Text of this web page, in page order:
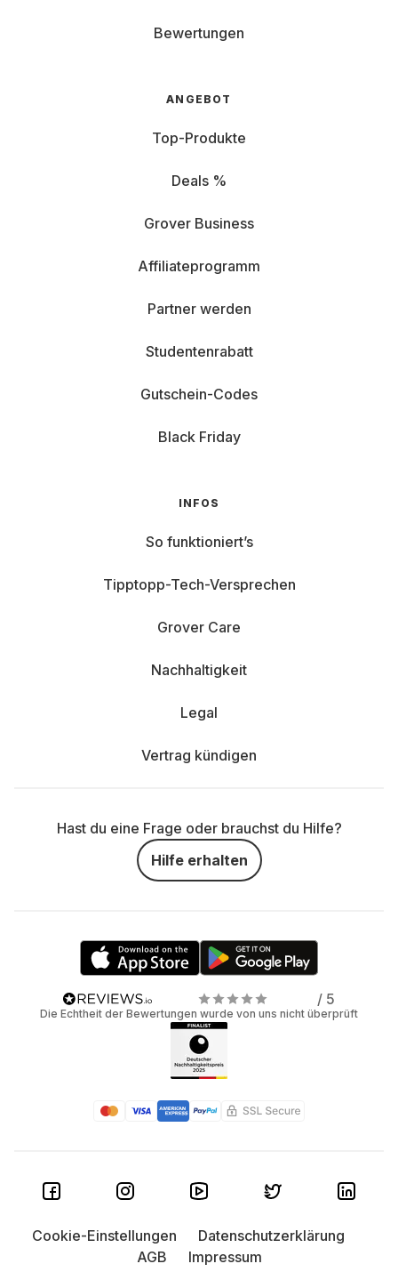
Bewertungen
ANGEBOT
Top-Produkte
Deals %
Grover Business
Affiliateprogramm
Partner werden
Studentenrabatt
Gutschein-Codes
Black Friday
INFOS
So funktioniert’s
Tipptopp-Tech-Versprechen
Grover Care
Nachhaltigkeit
Legal
Vertrag kündigen
Hast du eine Frage oder brauchst du Hilfe?
Hilfe erhalten
/ 5
Die Echtheit der Bewertungen wurde von uns nicht überprüft
Cookie-Einstellungen
Datenschutzerklärung
AGB
Impressum